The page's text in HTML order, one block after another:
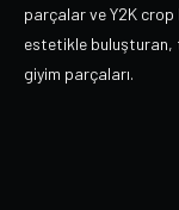
parçalar ve Y2K
estetikle buluşturan,
giyim parçaları.